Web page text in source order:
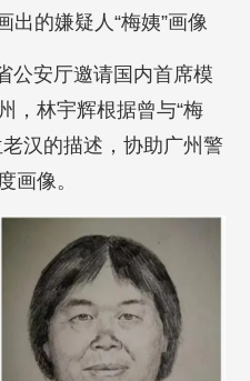
出的嫌疑人“梅姨”画像
公安厅邀请国内首席模
，林宇辉根据曾与“梅
汉的描述，协助广州警
画像。